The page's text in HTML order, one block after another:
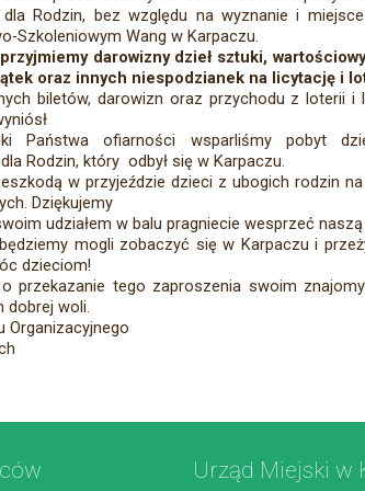
dla Rodzin, bez względu na wyznanie i
Szkoleniowym Wang w Karpaczu.
darowizny dzieł sztuki,
oraz innych niespodzianek na licytację i
biletów, darowizn oraz przychodu z loterii i
Państwa ofiarności wsparliśmy pobyt
Rodzin, który odbył się w Karpaczu.
w przyjeździe dzieci z ubogich rodzin
Dziękujemy
udziałem w balu pragniecie wesprzeć
mogli zobaczyć się w Karpaczu i
dzieciom!
przekazanie tego zaproszenia swoim
dobrej woli.
Organizacyjnego
Urząd Miejski w